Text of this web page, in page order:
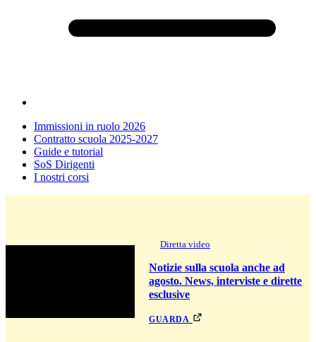
Immissioni in ruolo 2026
Contratto scuola 2025-2027
Guide e tutorial
SoS Dirigenti
I nostri corsi
Diretta video
Notizie sulla scuola anche ad
agosto. News, interviste e dirette
esclusive
guarda